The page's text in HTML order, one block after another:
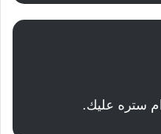
ستره عليك.